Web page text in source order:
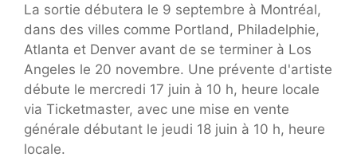
La sortie débutera le 9 septembre à Montréal,
dans des villes comme Portland, Philadelphie,
Atlanta et Denver avant de se terminer à Los
Angeles le 20 novembre. Une prévente d'artiste
débute le mercredi 17 juin à 10 h, heure locale
via Ticketmaster, avec une mise en vente
générale débutant le jeudi 18 juin à 10 h, heure
locale.